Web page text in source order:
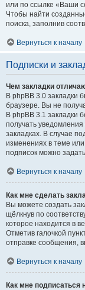
или по ссылке «Ваши
Чтобы найти
поиска, заполнив
Вернуться к началу
Подписки и
Чем закладки
В phpBB 3.0 закладки
браузере. Вы не
В phpBB 3.1 закладки
получать
закладках. В случае
изменениях в теме
подписок можно
Вернуться к началу
Как мне сделать
Вы можете создать
щёлкнув по
которое находится в
Отметив галочкой
отправке сообщения,
Вернуться к началу
Как мне